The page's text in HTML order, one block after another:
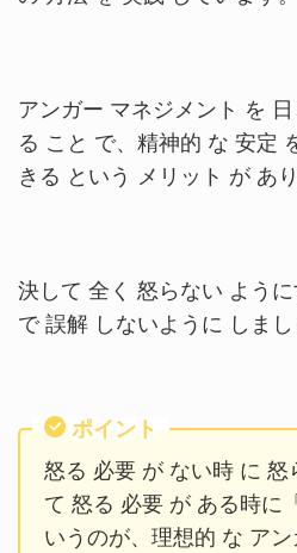
アンガー マネジメント を
る こと で、精神的 な 安定
きる という メリット が あり
決して 全く 怒らない よう
で 誤解 しないように しまし
ポイント
怒る 必要 が ない時 に 怒
て 怒る 必要 が ある時に
いうのが、理想的 な ア